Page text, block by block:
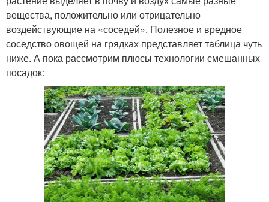
вещества, положительно или отрицательно
воздействующие на «соседей». Полезное и вредное
соседство овощей на грядках представляет таблица чуть
ниже. А пока рассмотрим плюсы технологии смешанных
посадок: